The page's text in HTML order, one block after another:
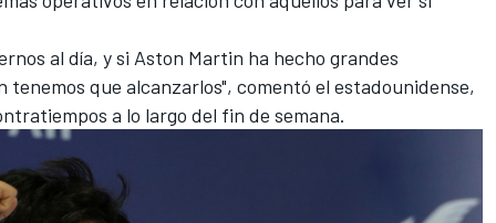
al día, y si Aston Martin ha hecho grandes
que alcanzarlos", comentó el estadounidense,
a lo largo del fin de semana.